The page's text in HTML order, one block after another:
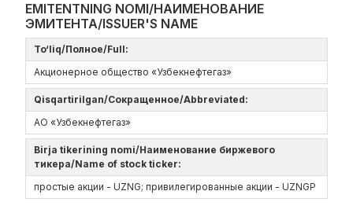
EMITENTNING NOMI/НАИМЕНОВАНИЕ
ЭМИТЕНТА/ISSUER'S NAME
To‘liq/Полное/Full:
Акционерное общество «Узбекнефтегаз»
Qisqartirilgan/Сокращенное/Abbreviated:
АО «Узбекнефтегаз»
Birja tikerining nomi/Наименование биржевого
тикера/Name of stock ticker:
простые акции - UZNG; привилегированные акции - UZNGP